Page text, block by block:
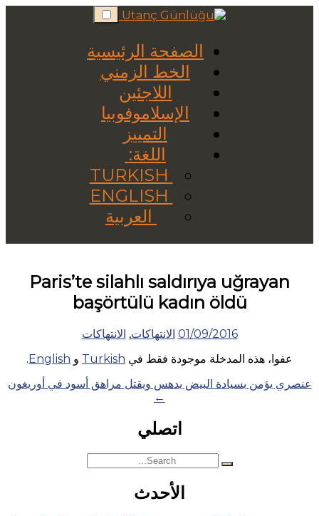
Skip
to
الصفحة الرئيسية
الخط الزمني
اللاجئين
الإسلاموفوبيا
التمييز
اللغة:
العربية
Paris’te silahlı saldırıya uğrayan
başörtülü kadın öldü
01/09/2016 الانتهاكات, الانتهاكات
عفوا، هذه المدخلة موجودة فقط في Turkish و English
.
Posts
عنصري يؤمن بسيادة البيض يدهس ويقتل مراهق أسود في أوريغون
←
اتصلي
Search
for:
الأحدث